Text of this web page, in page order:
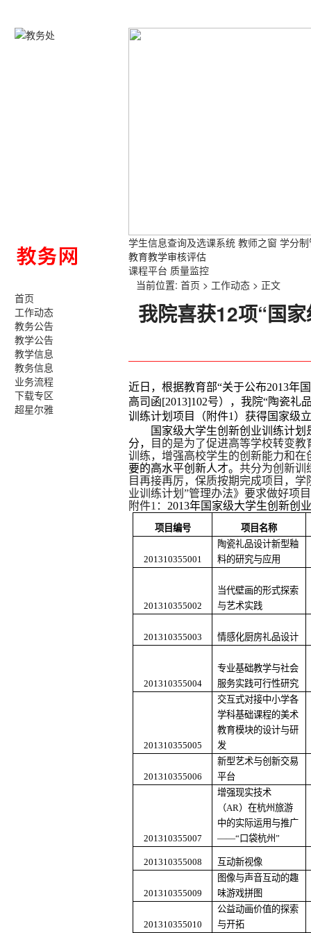
学生信息查询及选课系统 教师之窗 学分
教育教学审核评估
课程平台 质量监控
首页
工作动态
教务公告
教学公告
教学信息
教务信息
业务流程
下载专区
超星尔雅
当前位置: 首页 > 工作动态 > 正文
我院喜获12项“国
近日，根据教育部“关于公布2013年
高司函[2013]102号），我院“陶瓷礼
训练计划项目（附件1 ）获得国家级
国家级大学生创新创业训练计划
分，
目的是为了促进高等学校转变
训练，增强高校学生的创新能力和在
要的高水平创新人才。 共分为创新训
目再接再厉，保质按期完成项目，
业训练计划”管理办法》要求做好项
附件1 ： 2013年国家级大学生创新创
项目编号 项目名称
201310355001
陶瓷礼品设计新型釉
料的研究与应用
201310355002
当代壁画的形式探索
与艺术实践
201310355003 情感化厨房礼品设计
201310355004
专业基础教学与社会
服务实践可行性研究
201310355005
交互式对接中小学各
学科基础课程的美术
教育模块的设计与研
发
201310355006
新型艺术与创新交易
平台
201310355007
增强现实技术
（AR）在杭州旅游
中的实际运用与推广
——“口袋杭州”
201310355008 互动新视像
201310355009
图像与声音互动的趣
味游戏拼图
201310355010
公益动画价值的探索
与开拓